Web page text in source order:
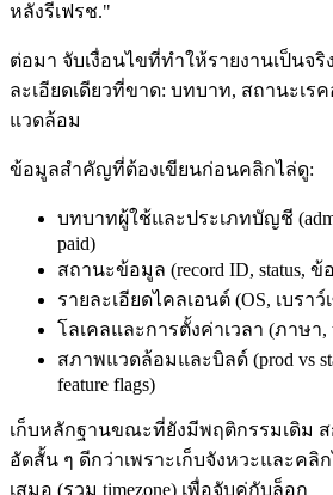
หลังรีเฟรช."
ต่อมา จับเงื่อนไขที่ทำให้รายงานเป็นจ
ละเอียดเดียวที่ขาด: บทบาท, สถานะเร
แวดล้อม
ข้อมูลสำคัญที่ต้องเขียนก่อนคลิกไล่ดู:
บทบาทผู้ใช้และประเภทบัญชี
paid)
สถานะข้อมูล (record ID, status,
รายละเอียดไคลเอนต์ (OS, เบรา
โลเคลและการตั้งค่าเวลา (ภาษา,
สภาพแวดล้อมและบิลด์ (prod vs
feature flags)
เก็บหลักฐานขณะที่ยังมีพฤติกรรมเดิม
อัดสั้น ๆ ดีกว่าเพราะเก็บจังหวะและคลิก
เสมอ (รวม timezone) เพื่อจับคู่กับล็อก